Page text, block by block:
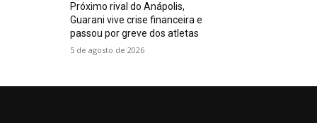
Próximo rival do Anápolis,
Guarani vive crise financeira e
passou por greve dos atletas
5 de agosto de 2026